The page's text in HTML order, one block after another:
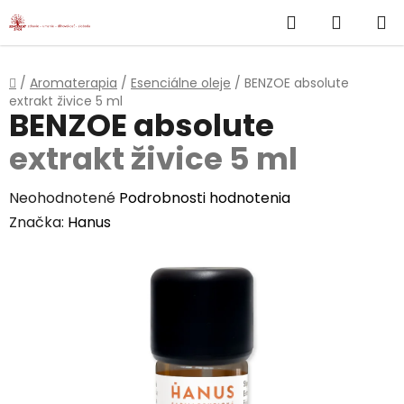
Prejsť
na
Hľadať
KOŠÍK
Domov
/ Aromaterapia / Esenciálne oleje / BENZOE absolute
extrakt živice 5 ml
BENZOE absolute
extrakt živice 5 ml
Priemerné
hodnotenie
Neohodnotené Podrobnosti hodnotenia
Značka: Hanus